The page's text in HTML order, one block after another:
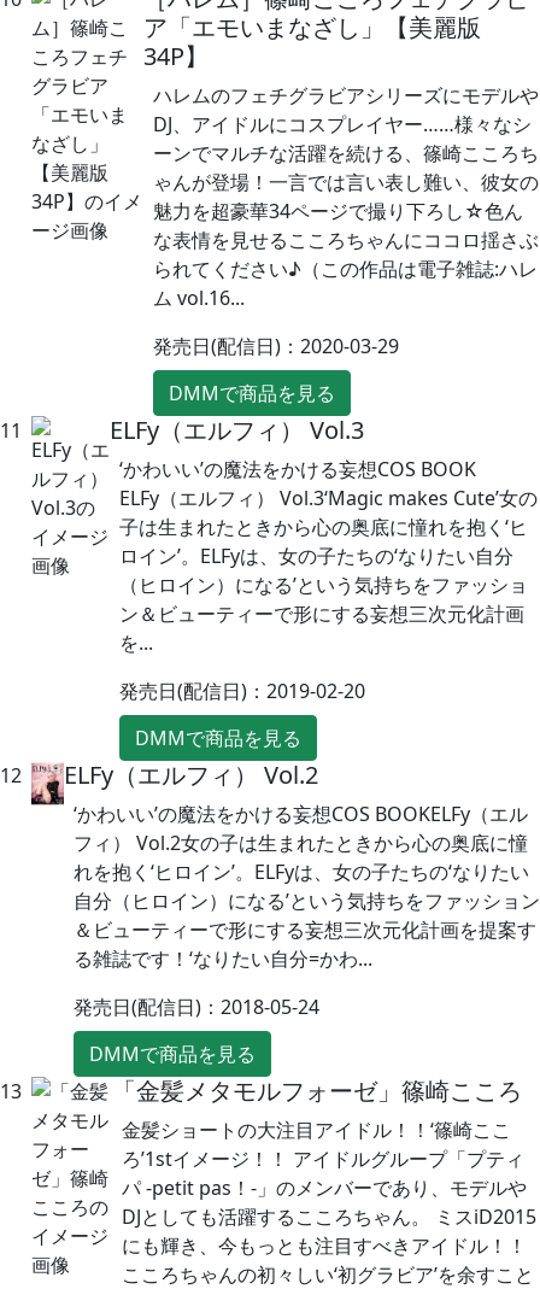
ア「エモいまなざし」【美麗版
34P】
ハレムのフェチグラビアシリーズにモデルや
DJ、アイドルにコスプレイヤー……様々なシ
ーンでマルチな活躍を続ける、篠崎こころち
ゃんが登場！一言では言い表し難い、彼女の
魅力を超豪華34ページで撮り下ろし☆色ん
な表情を見せるこころちゃんにココロ揺さぶ
られてください♪（この作品は電子雑誌:ハレ
ム vol.16...
発売日(配信日)：2020-03-29
DMMで商品を見る
11
ELFy（エルフィ） Vol.3
‘かわいい’の魔法をかける妄想COS BOOK
ELFy（エルフィ） Vol.3‘Magic makes Cute’女の
子は生まれたときから心の奥底に憧れを抱く‘ヒ
ロイン’。ELFyは、女の子たちの‘なりたい自分
（ヒロイン）になる’という気持ちをファッショ
ン＆ビューティーで形にする妄想三次元化計画
を...
発売日(配信日)：2019-02-20
DMMで商品を見る
12
ELFy（エルフィ） Vol.2
‘かわいい’の魔法をかける妄想COS BOOKELFy（エル
フィ） Vol.2女の子は生まれたときから心の奥底に憧
れを抱く‘ヒロイン’。ELFyは、女の子たちの‘なりたい
自分（ヒロイン）になる’という気持ちをファッション
＆ビューティーで形にする妄想三次元化計画を提案す
る雑誌です！‘なりたい自分=かわ...
発売日(配信日)：2018-05-24
DMMで商品を見る
13
「金髪メタモルフォーゼ」篠崎こころ
金髪ショートの大注目アイドル！！‘篠崎ここ
ろ’1stイメージ！！ アイドルグループ「プティ
パ -petit pas！-」のメンバーであり、モデルや
DJとしても活躍するこころちゃん。 ミスiD2015
にも輝き、今もっとも注目すべきアイドル！！
こころちゃんの初々しい‘初グラビア’を余すこと